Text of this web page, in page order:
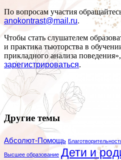
По вопросам участия
anokontrast@mail.ru.
Чтобы стать слушателем
и практика тьюторства в
прикладного анализа
зарегистрироваться.
Другие темы
Абсолют-Помощь
Высшее образование Дети и